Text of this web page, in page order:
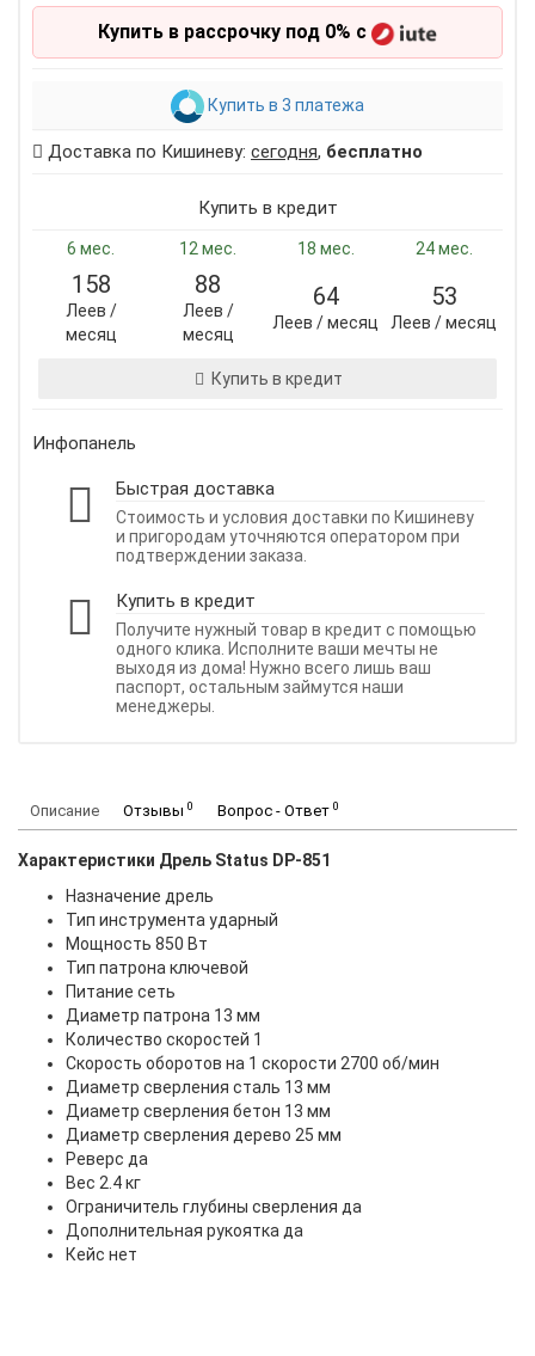
Купить в рассрочку под 0% с
Купить в 3 платежа
Доставка по Кишиневу: сегодня, бесплатно
Купить в кредит
6 мес. 12 мес. 18 мес. 24 мес.
158
Леев /
месяц
88
Леев /
месяц
64
Леев / месяц
53
Леев / месяц
Купить в кредит
Инфопанель
Быстрая доставка
Стоимость и условия доставки по Кишиневу
и пригородам уточняются оператором при
подтверждении заказа.
Купить в кредит
Получите нужный товар в кредит с помощью
одного клика. Исполните ваши мечты не
выходя из дома! Нужно всего лишь ваш
паспорт, остальным займутся наши
менеджеры.
Описание Отзывы 0 Вопрос - Ответ 0
Характеристики Дрель Status DP-851
Назначение дрель
Тип инструмента ударный
Мощность 850 Вт
Тип патрона ключевой
Питание сеть
Диаметр патрона 13 мм
Количество скоростей 1
Скорость оборотов на 1 скорости 2700 об/мин
Диаметр сверления сталь 13 мм
Диаметр сверления бетон 13 мм
Диаметр сверления дерево 25 мм
Реверс да
Вес 2.4 кг
Ограничитель глубины сверления да
Дополнительная рукоятка да
Кейс нет